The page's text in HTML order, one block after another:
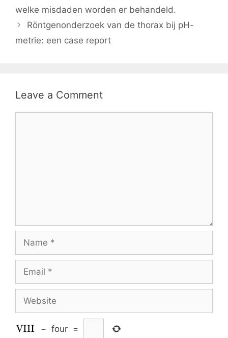
welke misdaden worden er behandeld.
Röntgenonderzoek van de thorax bij pH-
metrie: een case report
Leave a Comment
− four =